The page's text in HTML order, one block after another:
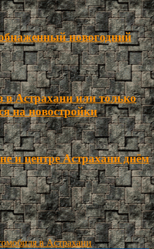
новогодний
в Астрахани или только
на новостройки
и центре Астрахани днём
в Астрахани